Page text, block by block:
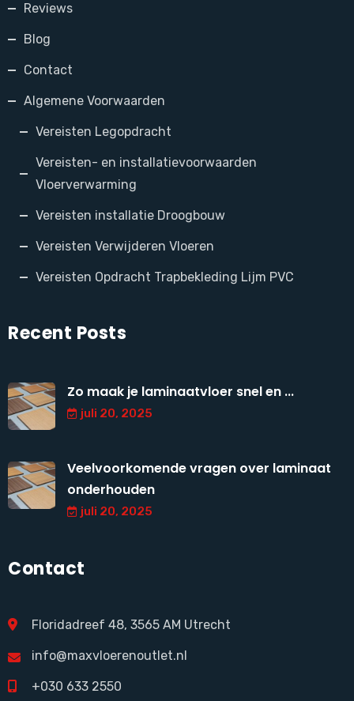
Reviews
Blog
Contact
Algemene Voorwaarden
Vereisten Legopdracht
Vereisten- en installatievoorwaarden
Vloerverwarming
Vereisten installatie Droogbouw
Vereisten Verwijderen Vloeren
Vereisten Opdracht Trapbekleding Lijm PVC
Recent Posts
Zo maak je laminaatvloer snel en ...
juli 20, 2025
Veelvoorkomende vragen over laminaat
onderhouden
juli 20, 2025
Contact
Floridadreef 48, 3565 AM Utrecht
info@maxvloerenoutlet.nl
+030 633 2550